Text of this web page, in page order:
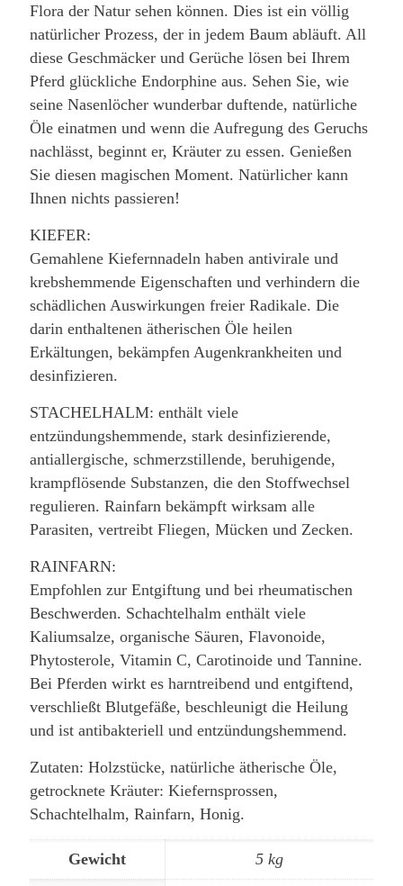
Flora der Natur sehen können. Dies ist ein völlig
natürlicher Prozess, der in jedem Baum abläuft. All
diese Geschmäcker und Gerüche lösen bei Ihrem
Pferd glückliche Endorphine aus. Sehen Sie, wie
seine Nasenlöcher wunderbar duftende, natürliche
Öle einatmen und wenn die Aufregung des Geruchs
nachlässt, beginnt er, Kräuter zu essen. Genießen
Sie diesen magischen Moment. Natürlicher kann
Ihnen nichts passieren!
KIEFER:
Gemahlene Kiefernnadeln haben antivirale und
krebshemmende Eigenschaften und verhindern die
schädlichen Auswirkungen freier Radikale. Die
darin enthaltenen ätherischen Öle heilen
Erkältungen, bekämpfen Augenkrankheiten und
desinfizieren.
STACHELHALM: enthält viele
entzündungshemmende, stark desinfizierende,
antiallergische, schmerzstillende, beruhigende,
krampflösende Substanzen, die den Stoffwechsel
regulieren. Rainfarn bekämpft wirksam alle
Parasiten, vertreibt Fliegen, Mücken und Zecken.
RAINFARN:
Empfohlen zur Entgiftung und bei rheumatischen
Beschwerden. Schachtelhalm enthält viele
Kaliumsalze, organische Säuren, Flavonoide,
Phytosterole, Vitamin C, Carotinoide und Tannine.
Bei Pferden wirkt es harntreibend und entgiftend,
verschließt Blutgefäße, beschleunigt die Heilung
und ist antibakteriell und entzündungshemmend.
Zutaten: Holzstücke, natürliche ätherische Öle,
getrocknete Kräuter: Kiefernsprossen,
Schachtelhalm, Rainfarn, Honig.
Gewicht 5 kg